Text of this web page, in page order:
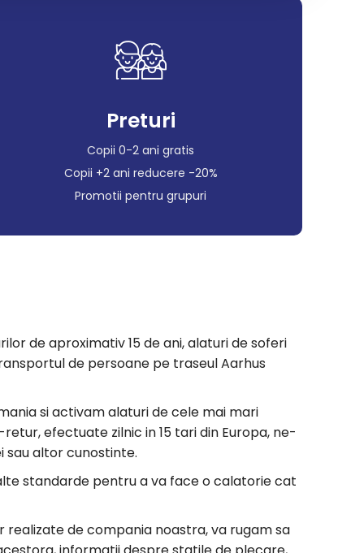
Preturi
Copii 0-2 ani gratis
Copii +2 ani reducere -20%
Promotii pentru grupuri
de aproximativ 15 de ani, alaturi de soferi
de persoane pe traseul Aarhus
si activam alaturi de cele mai mari
efectuate zilnic in 15 tari din Europa, ne-
altor cunostinte.
standarde pentru a va face o calatorie cat
de compania noastra, va rugam sa